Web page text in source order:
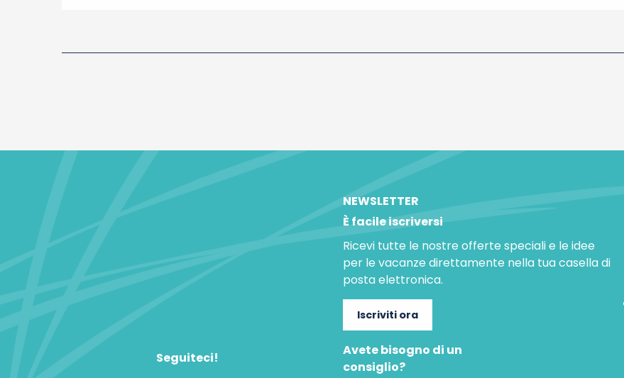
Seguiteci!
NEWSLETTER
È facile iscriversi
Ricevi tutte le nostre offerte speciali e le idee
per le vacanze direttamente nella tua casella di
posta elettronica.
Iscriviti ora
Avete bisogno di un
consiglio?